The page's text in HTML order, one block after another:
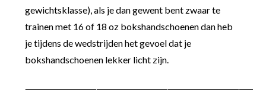
gewichtsklasse), als je dan gewent bent zwaar te
trainen met 16 of 18 oz bokshandschoenen dan heb
je tijdens de wedstrijden het gevoel dat je
bokshandschoenen lekker licht zijn.